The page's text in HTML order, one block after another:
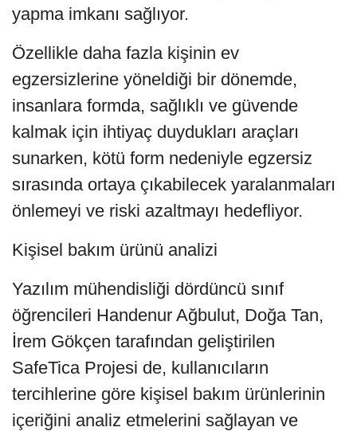
yapma imkanı sağlıyor.
Özellikle daha fazla kişinin ev
egzersizlerine yöneldiği bir dönemde,
insanlara formda, sağlıklı ve güvende
kalmak için ihtiyaç duydukları araçları
sunarken, kötü form nedeniyle egzersiz
sırasında ortaya çıkabilecek yaralanmaları
önlemeyi ve riski azaltmayı hedefliyor.
Kişisel bakım ürünü analizi
Yazılım mühendisliği dördüncü sınıf
öğrencileri Handenur Ağbulut, Doğa Tan,
İrem Gökçen tarafından geliştirilen
SafeTica Projesi de, kullanıcıların
tercihlerine göre kişisel bakım ürünlerinin
içeriğini analiz etmelerini sağlayan ve